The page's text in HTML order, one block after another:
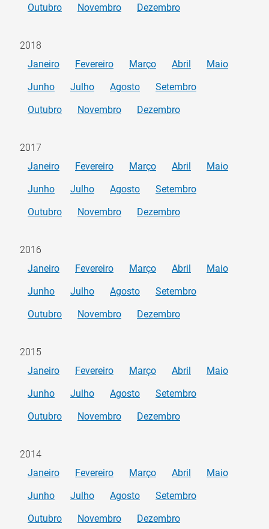
Outubro
Novembro Dezembro
2018
Janeiro
Fevereiro Março Abril
Maio
Junho
Julho Agosto
Setembro
Outubro
Novembro Dezembro
2017
Janeiro
Fevereiro Março Abril
Maio
Junho
Julho Agosto
Setembro
Outubro
Novembro Dezembro
2016
Janeiro
Fevereiro Março Abril
Maio
Junho
Julho Agosto
Setembro
Outubro
Novembro Dezembro
2015
Janeiro
Fevereiro Março Abril
Maio
Junho
Julho Agosto
Setembro
Outubro
Novembro Dezembro
2014
Janeiro
Fevereiro Março Abril
Maio
Junho
Julho Agosto
Setembro
Outubro
Novembro Dezembro